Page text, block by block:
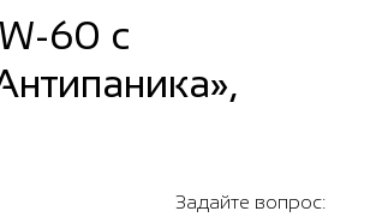
60 с
Задайте вопрос: